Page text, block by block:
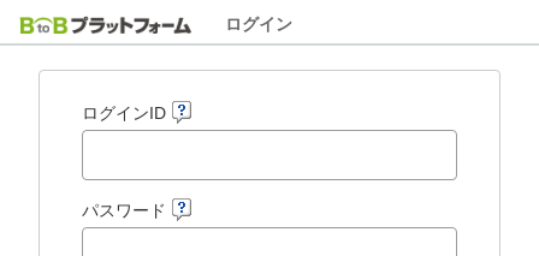
ログイン
ログインID
パスワード